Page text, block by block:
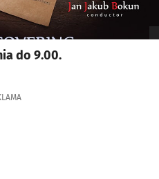
do 9.00.